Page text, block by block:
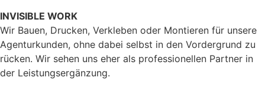
INVISIBLE WORK
Wir Bauen, Drucken, Verkleben oder Montieren für unsere
Agenturkunden, ohne dabei selbst in den Vordergrund zu
rücken. Wir sehen uns eher als professionellen Partner in
der Leistungsergänzung.